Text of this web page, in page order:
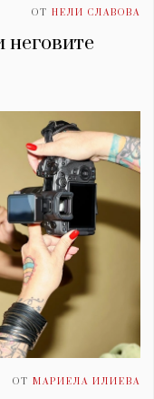
ОТ НЕЛИ СЛАВОВА
неговите
ОТ МАРИЕЛА ИЛИЕВА